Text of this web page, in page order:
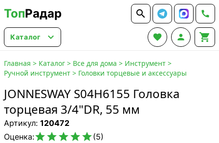
ТопРадар  
Каталог    
Главная > Каталог > Все для дома > Инструмент >
Ручной инструмент > Головки торцевые и аксессуары
JONNESWAY S04H6155 Головка
торцевая 3/4"DR, 55 мм
Артикул: 120472
Оценка:(5)